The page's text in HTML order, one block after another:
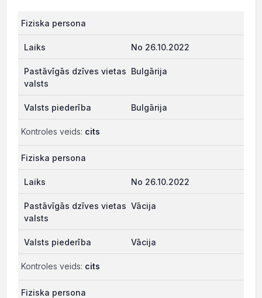
Fiziska persona
No 26.10.2022
Bulgārija
Bulgārija
Kontroles veids: cits
Fiziska persona
No 26.10.2022
Vācija
Vācija
Kontroles veids: cits
Fiziska persona